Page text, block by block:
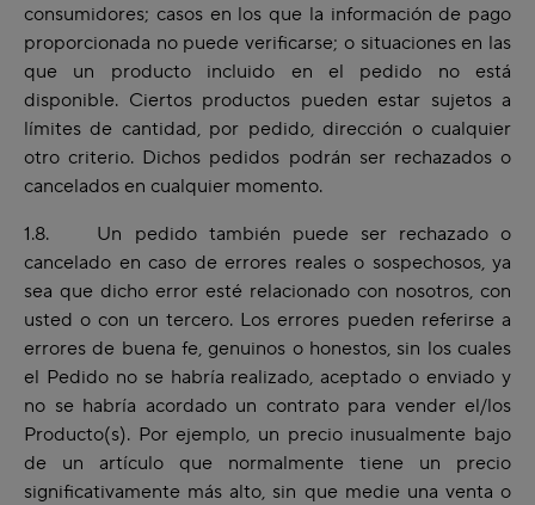
consumidores; casos en los que la información de pago
proporcionada no puede verificarse; o situaciones en las
que un producto incluido en el pedido no está
disponible. Ciertos productos pueden estar sujetos a
límites de cantidad, por pedido, dirección o cualquier
otro criterio. Dichos pedidos podrán ser rechazados o
cancelados en cualquier momento.
1.8. Un pedido también puede ser rechazado o
cancelado en caso de errores reales o sospechosos, ya
sea que dicho error esté relacionado con nosotros, con
usted o con un tercero. Los errores pueden referirse a
errores de buena fe, genuinos o honestos, sin los cuales
el Pedido no se habría realizado, aceptado o enviado y
no se habría acordado un contrato para vender el/los
Producto(s). Por ejemplo, un precio inusualmente bajo
de un artículo que normalmente tiene un precio
significativamente más alto, sin que medie una venta o